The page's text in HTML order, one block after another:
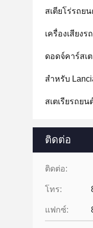
สเตียโร่รถย
เครื่องเสียง
ดอดจ์คาร์สเ
สําหรับ
สเตเรียรถยน
ติดต่อ
ติดต่อ:
โทร:
แฟกซ์: